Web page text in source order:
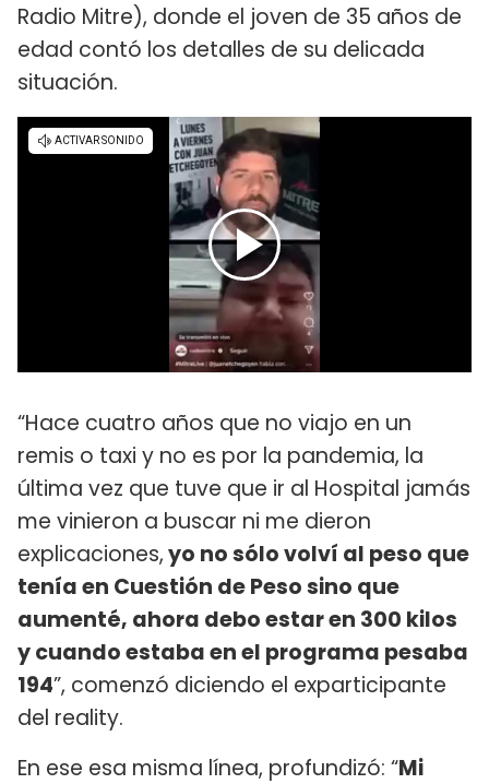
Radio Mitre), donde el joven de 35 años de
edad contó los detalles de su delicada
situación.
“Hace cuatro años que no viajo en un
remis o taxi y no es por la pandemia, la
última vez que tuve que ir al Hospital jamás
me vinieron a buscar ni me dieron
explicaciones,yo no sólo volví al peso que
tenía en Cuestión de Peso sino que
aumenté, ahora debo estar en 300 kilos
y cuando estaba en el programa pesaba
194”, comenzó diciendo el exparticipante
del reality.
En ese esa misma línea, profundizó: “Mi